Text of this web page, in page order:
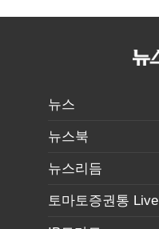
뉴스
뉴스북
뉴스리듬
토마토증권통 Live